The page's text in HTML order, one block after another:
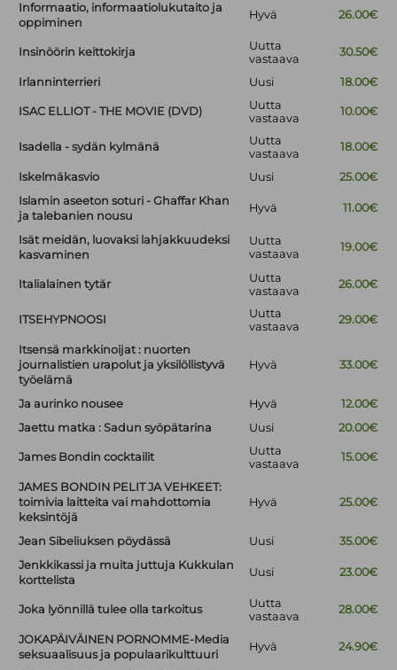
Informaatio, informaatiolukutaito ja
oppiminen
Hyvä 26.00€
Insinöörin keittokirja
Uutta
vastaava
30.50€
Irlanninterrieri Uusi 18.00€
ISAC ELLIOT - THE MOVIE (DVD)
Uutta
vastaava
10.00€
Isadella - sydän kylmänä
Uutta
vastaava
18.00€
Iskelmäkasvio Uusi
25.00€
Islamin aseeton soturi - Ghaffar Khan
ja talebanien nousu
Hyvä 11.00€
Isät meidän, luovaksi lahjakkuudeksi
kasvaminen
Uutta
vastaava
19.00€
Italialainen tytär
Uutta
vastaava
26.00€
ITSEHYPNOOSI
Uutta
vastaava
29.00€
Itsensä markkinoijat : nuorten
journalistien urapolut ja yksilöllistyvä
työelämä
Hyvä 33.00€
Ja aurinko nousee Hyvä
12.00€
Jaettu matka : Sadun syöpätarina
Uusi 20.00€
James Bondin cocktailit
Uutta
vastaava
15.00€
JAMES BONDIN PELIT JA VEHKEET:
toimivia laitteita vai mahdottomia
keksintöjä
Hyvä 25.00€
Jean Sibeliuksen pöydässä Uusi
35.00€
Jenkkikassi ja muita juttuja Kukkulan
korttelista
Uusi 23.00€
Joka lyönnillä tulee olla tarkoitus
Uutta
vastaava
28.00€
JOKAPÄIVÄINEN PORNOMME-Media
seksuaalisuus ja populaarikulttuuri
Hyvä 24.90€